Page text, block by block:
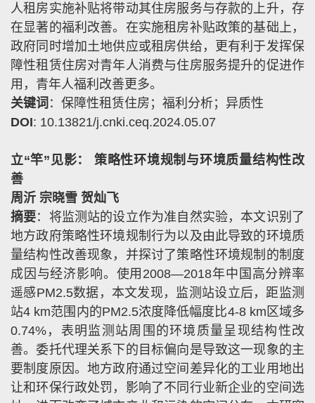
人租房实施补贴将带动其住房服务与存款的上升，存
在显著的福利改善。在实施租房补贴政策的基础上，
政府同时增加土地供应或租房供给，更有利于发挥保
障性租赁住房对青年人消费与住房服务提升的促进作
用，青年人福利改善更多。
关键词 ：保障性租赁住房；福利分析；异质性
DOI: 10.13821/j.cnki.ceq.2024.05.07
立“竿”见影： 策略性环境规制与环境质量结构性改
善
周沂 宗晓雪 贺灿飞
摘要：将监测站的设立作为准自然实验，本文识别了
地方政府策略性环境规制行为以及由此导致的环境质
量结构性改善现象，并探讨了策略性环境规制的制度
成因与经济影响。使用 2008—2018年中国高分辨率
遥感PM2.5数据，本文发现，监测站设立后，距监测
站4 km范围内的PM2.5浓度降低幅度比4-8 km 区域多
0.74% ，表明监测站周围的环境质量呈现结构性改
善。委托代理关系下的目标偏向是导致这一现象的主
要制度原因。地方政府通过空间差异化的工业用地出
让和环保行政处罚，影响了不同行业新企业的空间选